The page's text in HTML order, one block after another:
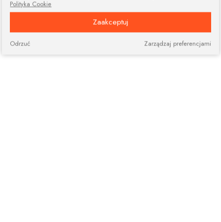
Polityka Cookie
Zaakceptuj
Zarządzaj preferencjami
Odrzuć